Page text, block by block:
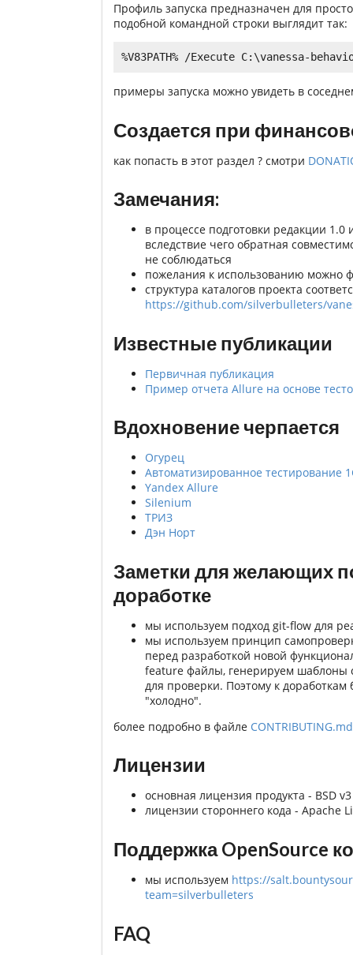
Профиль запуска предназначен для
подобной командной строки выглядит так:
примеры запуска можно увидеть в
Создается при
как попасть в этот раздел ? смотри
Замечания:
в процессе подготовки редакции
вследствие чего обратная
не соблюдаться
пожелания к использованию можно
структура каталогов проекта
https://github.com/silverbulleters/
Известные публикации
Первичная публикация
Пример отчета Allure на основе
Вдохновение черпается
Огурец
Автоматизированное тестирование
Yandex Allure
Silenium
ТРИЗ
Дэн Норт
Заметки для желающих
доработке
мы используем подход git-flow для
мы используем принцип
перед разработкой новой
feature файлы, генерируем шаблоны
для проверки. Поэтому к
"холодно".
более подробно в файле CONTRIBUTING.md
Лицензии
основная лицензия продукта - BSD v3
лицензии стороннего кода - Apache
Поддержка OpenSource
мы используем https://
team=silverbulleters
FAQ